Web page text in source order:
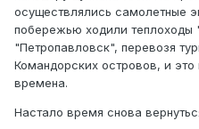
осуществлялись самолетные
побережью ходили теплоходы
"Петропавловск", перевозя
Командорских островов, и
времена.
Настало время снова